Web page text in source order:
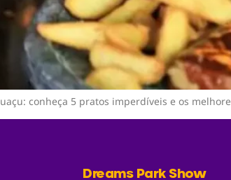
conheça 5 pratos imperdíveis e os
Dreams Park Show